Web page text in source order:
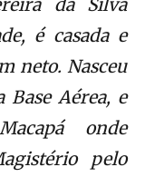
é casada e
neto. Nasceu
Aérea, e
onde
pelo